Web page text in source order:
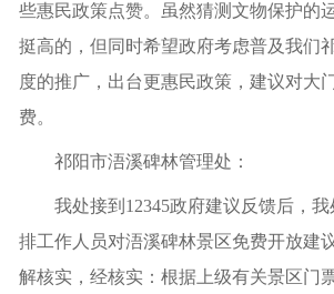
些惠民政策点赞。虽然猜测文物保护的
挺高的，但同时希望政府考虑普及我们
度的推广，出台更惠民政策，建议对大
费。
祁阳市浯溪碑林管理处：
我处接到12345政府建议反馈后，
排工作人员对浯溪碑林景区免费开放建
解核实，经核实：根据上级有关景区门